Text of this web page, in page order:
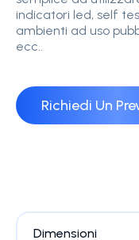
indicatori led, self
ambienti ad uso
ecc..
Richiedi Un
Dimensioni